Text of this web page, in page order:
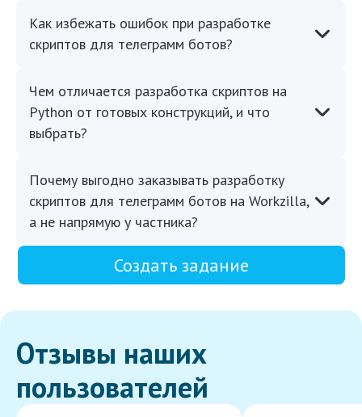
Как избежать ошибок при разработке
скриптов для телеграмм ботов?
Чем отличается разработка скриптов на
Python от готовых конструкций, и что
выбрать?
Почему выгодно заказывать разработку
скриптов для телеграмм ботов на Workzilla,
а не напрямую у частника?
Создать задание
Отзывы наших
пользователей